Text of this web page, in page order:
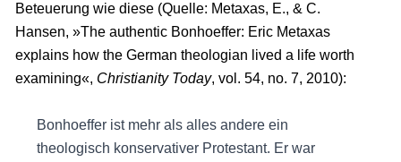
Beteuerung wie diese (Quelle: Metaxas, E., & C.
Hansen, »The authentic Bonhoeffer: Eric Metaxas
explains how the German theologian lived a life worth
examining«, Christianity Today, vol. 54, no. 7, 2010):
Bonhoeffer ist mehr als alles andere ein
theologisch konservativer Protestant. Er war